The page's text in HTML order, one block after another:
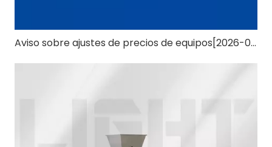
Aviso sobre ajustes de precios de equipos[2026-0615]